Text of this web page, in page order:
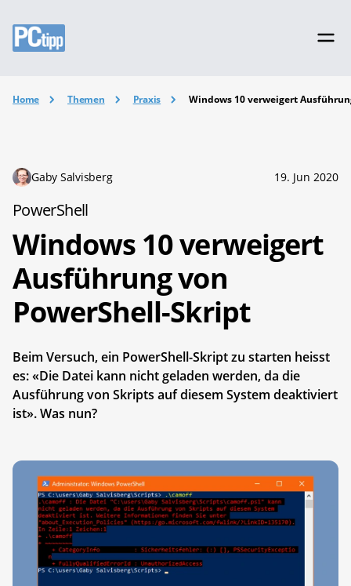
Home Themen Praxis Windows 10 verweigert
Gaby Salvisberg 19. Jun 2020
PowerShell
Windows 10 verweigert
Ausführung von
PowerShell-Skript
Beim Versuch, ein PowerShell-Skript zu starten heisst
es: «Die Datei kann nicht geladen werden, da die
Ausführung von Skripts auf diesem System deaktiviert
ist». Was nun?